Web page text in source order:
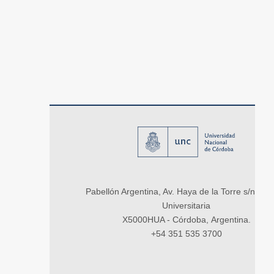
Pabellón Argentina, Av. Haya de la Torre s/n,
Universitaria
X5000HUA - Córdoba, Argentina.
+54 351 535 3700